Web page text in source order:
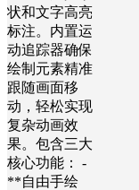
状和文字高亮
标注。内置运
动追踪器确保
绘制元素精准
跟随画面移
动，轻松实现
复杂动画效
果。包含三大
核心功能： -
**自由手绘